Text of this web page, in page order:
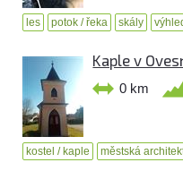
les potok / řeka skály
Kaple v
0 km
kostel / kaple městská